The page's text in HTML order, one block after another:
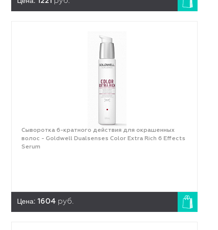
Сыворотка 6-кратного действия для окрашенных
волос - Goldwell Dualsenses Color Extra Rich 6 Effects
Serum
Цена: 1604 руб.